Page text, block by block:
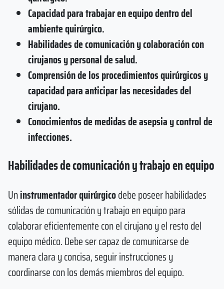
Capacidad para trabajar en equipo dentro del
ambiente quirúrgico.
Habilidades de comunicación y colaboración con
cirujanos y personal de salud.
Comprensión de los procedimientos quirúrgicos y
capacidad para anticipar las necesidades del
cirujano.
Conocimientos de medidas de asepsia y control de
infecciones.
Habilidades de comunicación y trabajo en equipo
Uninstrumentador quirúrgicodebe poseer habilidades
sólidas de comunicación y trabajo en equipo para
colaborar eficientemente con el cirujano y el resto del
equipo médico. Debe ser capaz de comunicarse de
manera clara y concisa, seguir instrucciones y
coordinarse con los demás miembros del equipo.